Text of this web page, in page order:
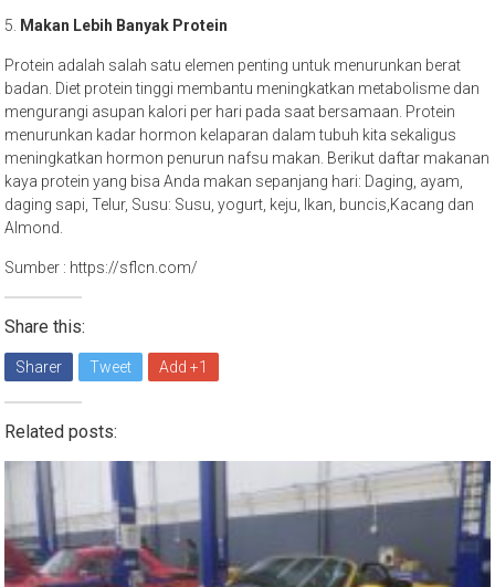
5. Makan Lebih Banyak Protein
Protein adalah salah satu elemen penting untuk menurunkan berat
badan. Diet protein tinggi membantu meningkatkan metabolisme dan
mengurangi asupan kalori per hari pada saat bersamaan. Protein
menurunkan kadar hormon kelaparan dalam tubuh kita sekaligus
meningkatkan hormon penurun nafsu makan. Berikut daftar makanan
kaya protein yang bisa Anda makan sepanjang hari: Daging, ayam,
daging sapi, Telur, Susu: Susu, yogurt, keju, Ikan, buncis,Kacang dan
Almond.
Sumber : https://sflcn.com/
Share this:
Sharer Tweet Add +1
Related posts: